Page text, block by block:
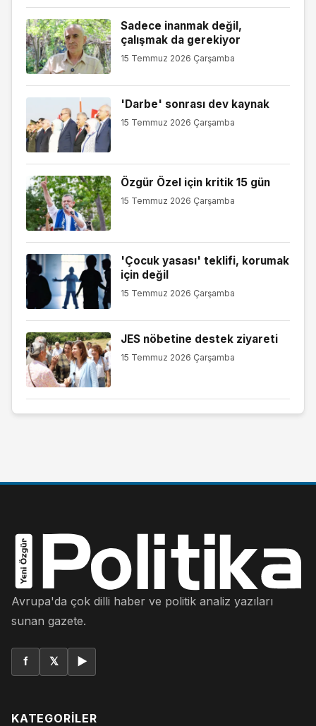
Sadece inanmak değil,
çalışmak da gerekiyor
15 Temmuz 2026 Çarşamba
'Darbe' sonrası dev kaynak
15 Temmuz 2026 Çarşamba
Özgür Özel için kritik 15 gün
15 Temmuz 2026 Çarşamba
'Çocuk yasası' teklifi, korumak
için değil
15 Temmuz 2026 Çarşamba
JES nöbetine destek ziyareti
15 Temmuz 2026 Çarşamba
Avrupa'da çok dilli haber ve politik analiz yazıları
sunan gazete.
f 𝕏 ▶
KATEGORILER